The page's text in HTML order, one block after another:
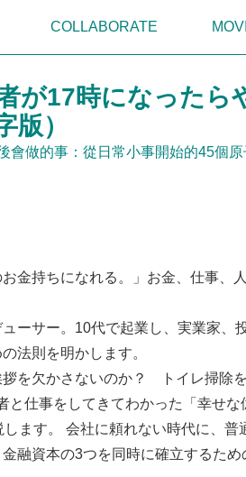
COLLABORATE
が17時になったら
版）
會做的事：從日常小事開始的45個
金持ちになれる。」お金、仕事、
ーサー。10代で起業し、実業家、
法則を明かします。
を欠かさないのか？ トイレ掃除
仕事をしてきてわかった「幸せな
ます。 会社に頼れない時代に、普
融資本の3つを同時に確立するため